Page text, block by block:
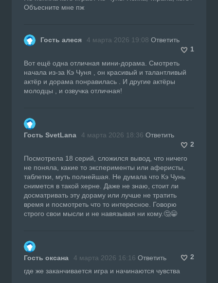
Объесните мне пж
Гость алеся 4 марта 2026 19:08 Ответить
1
Вот ещё одна отличная мини-дорама. Смотреть
начала из-за Кэ Чуня , он красивый и талантливый
актёр и дорама понравилась . И другие актёры
молодцы , и озвучка отличная!
Гость SvetLana 4 марта 2026 18:36 Ответить
2
Посмотрела 18 серий, сложился вывод, что ничего
не поняла, какие то эксперименты или аферисты,
таблетки, муть полнейшая. Не думала что Кэ Чунь
снимется в такой херне. Даже не знаю, стоит ли
досматривать эту дораму или лучше не тратить
время и посмотреть что то интересное. Говорю
строго свои мысли и не навязывая ни кому.🤔😀
Гость оксана 4 марта 2026 16:16 Ответить
2
где же заканчивается игра и начинаются чувства